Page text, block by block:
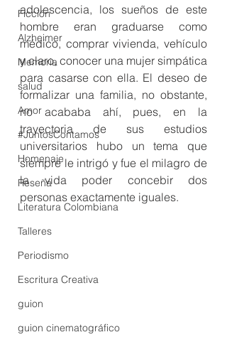
Ficción
Alzheimer
Memoria
salud
Amor
#JuntosContamos
Homenaje
Reseña
Literatura Colombiana
Talleres
Periodismo
Escritura Creativa
guion
guion cinematográfico
adolescencia, los sueños de este
hombre eran graduarse como
médico, comprar vivienda, vehículo
y claro, conocer una mujer simpática
para casarse con ella. El deseo de
formalizar una familia, no obstante,
no acababa ahí, pues, en la
trayectoria de sus estudios
universitarios hubo un tema que
siempre le intrigó y fue el milagro de
la vida poder concebir dos
personas exactamente iguales.